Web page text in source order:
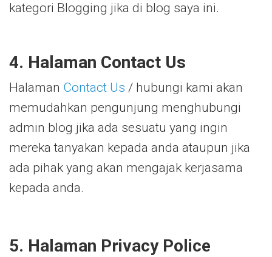
kategori Blogging jika di blog saya ini.
4. Halaman Contact Us
Halaman Contact Us / hubungi kami akan
memudahkan pengunjung menghubungi
admin blog jika ada sesuatu yang ingin
mereka tanyakan kepada anda ataupun jika
ada pihak yang akan mengajak kerjasama
kepada anda.
5. Halaman Privacy Police